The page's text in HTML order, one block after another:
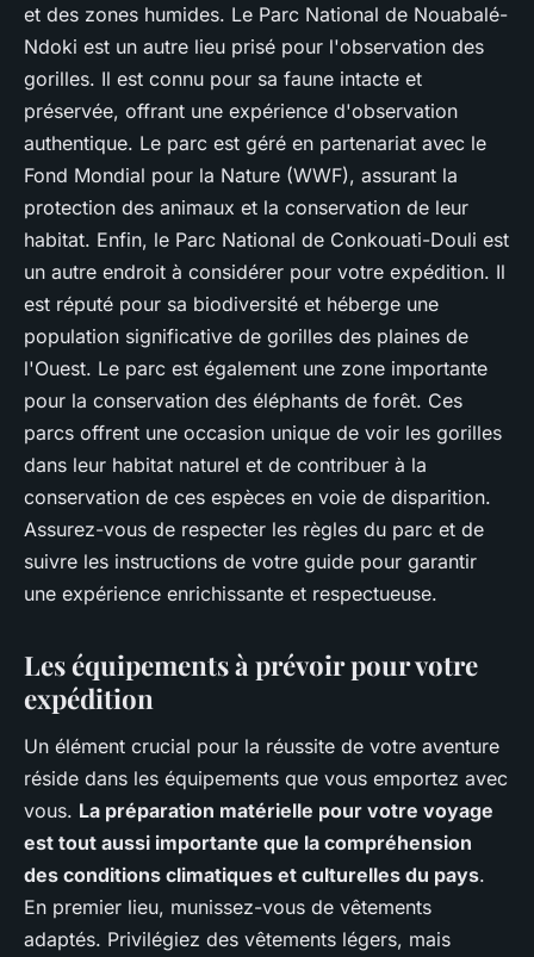
et des zones humides. Le Parc National de Nouabalé-
Ndoki est un autre lieu prisé pour l'observation des
gorilles. Il est connu pour sa faune intacte et
préservée, offrant une expérience d'observation
authentique. Le parc est géré en partenariat avec le
Fond Mondial pour la Nature (WWF), assurant la
protection des animaux et la conservation de leur
habitat. Enfin, le Parc National de Conkouati-Douli est
un autre endroit à considérer pour votre expédition. Il
est réputé pour sa biodiversité et héberge une
population significative de gorilles des plaines de
l'Ouest. Le parc est également une zone importante
pour la conservation des éléphants de forêt. Ces
parcs offrent une occasion unique de voir les gorilles
dans leur habitat naturel et de contribuer à la
conservation de ces espèces en voie de disparition.
Assurez-vous de respecter les règles du parc et de
suivre les instructions de votre guide pour garantir
une expérience enrichissante et respectueuse.
Les équipements à prévoir pour votre
expédition
Un élément crucial pour la réussite de votre aventure
réside dans les équipements que vous emportez avec
vous. La préparation matérielle pour votre voyage
est tout aussi importante que la compréhension
des conditions climatiques et culturelles du pays.
En premier lieu, munissez-vous de vêtements
adaptés. Privilégiez des vêtements légers, mais